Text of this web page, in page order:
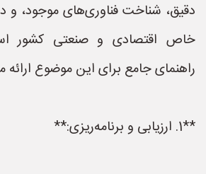
دقیق، شناخت فناوری‌های موجود، و
خاص اقتصادی و صنعتی کشور
راهنمای جامع برای این موضوع
**1. ارزیابی و برنامه‌ریزی:**